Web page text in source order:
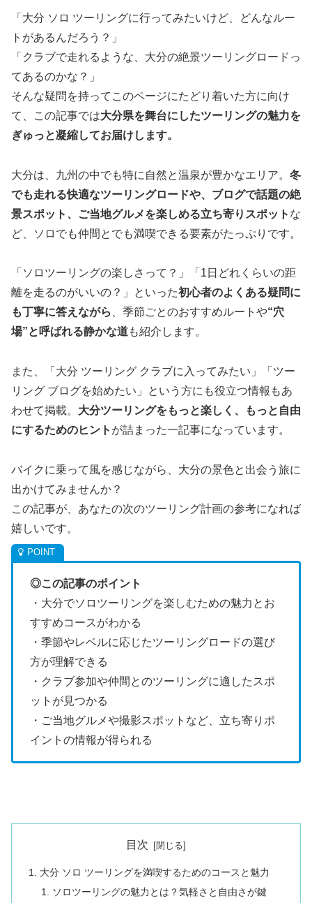
「大分 ソロ ツーリングに行ってみたいけど、どんなルー
トがあるんだろう？」
「クラブで走れるような、大分の絶景ツーリングロードっ
てあるのかな？」
そんな疑問を持ってこのページにたどり着いた方に向け
て、この記事では大分県を舞台にしたツーリングの魅力を
ぎゅっと凝縮してお届けします。
大分は、九州の中でも特に自然と温泉が豊かなエリア。 冬
でも走れる快適なツーリングロードや、ブログで話題の絶
景スポット、ご当地グルメを楽しめる立ち寄りスポット な
ど、ソロでも仲間とでも満喫できる要素がたっぷりです。
「ソロツーリングの楽しさって？」「1日どれくらいの距
離を走るのがいいの？」といった初心者のよくある疑問に
も丁寧に答えながら
、季節ごとのおすすめルートや“穴
場”と呼ばれる静かな道も紹介します。
また、「大分 ツーリング クラブに入ってみたい」「ツー
リング ブログを始めたい」という方にも役立つ情報もあ
わせて掲載。 大分ツーリングをもっと楽しく、もっと自由
にするためのヒント が詰まった一記事になっています。
バイクに乗って風を感じながら、大分の景色と出会う旅に
出かけてみませんか？
この記事が、あなたの次のツーリング計画の参考になれば
嬉しいです。
◎この記事のポイント
・大分でソロツーリングを楽しむための魅力とお
すすめコースがわかる
・季節やレベルに応じたツーリングロードの選び
方が理解できる
・クラブ参加や仲間とのツーリングに適したスポ
ットが見つかる
・ご当地グルメや撮影スポットなど、立ち寄りポ
イントの情報が得られる
目次
大分 ソロ ツーリングを満喫するためのコースと魅力
ソロツーリングの魅力とは？気軽さと自由さが鍵